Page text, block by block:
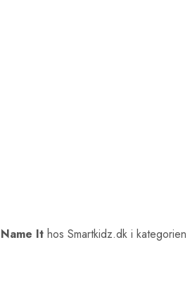
Name It hos Smartkidz.dk i kategorien